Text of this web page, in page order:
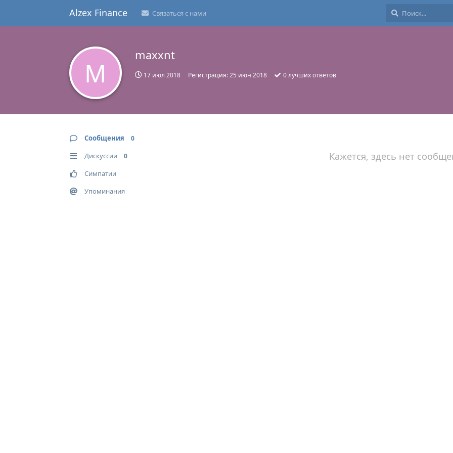
Alzex Finance Связаться с нами
M
maxxnt
17 июл 2018 Регистрация:25 июн 2018 0лучших ответов
Сообщения 0
Дискуссии 0
Симпатии
Упоминания
Кажется, здесь нет